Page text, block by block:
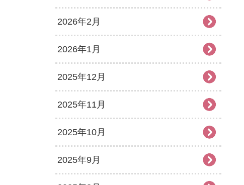
2026年2月
2026年1月
2025年12月
2025年11月
2025年10月
2025年9月